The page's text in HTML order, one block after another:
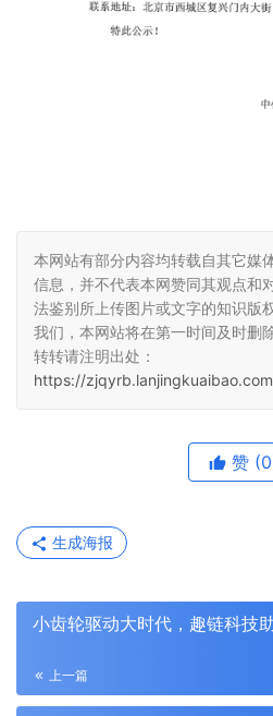
本网站有部分内容均转载自其它媒
信息，并不代表本网赞同其观点和
法鉴别所上传图片或文字的知识版
我们，本网站将在第一时间及时删
转转请注明出处：
https://
赞
生成海报
小齿轮驱动大时代，趣链科技
上一篇